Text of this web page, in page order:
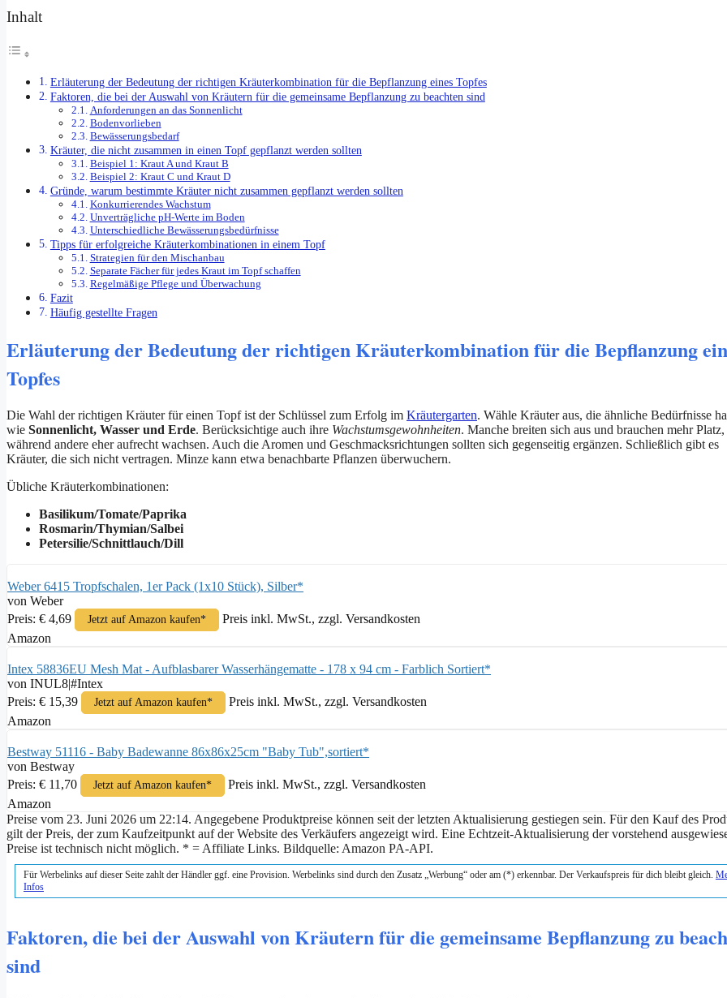
Inhalt
Erläuterung der Bedeutung der richtigen Kräuterkombination für die Bepflanzung eines Topfes
Faktoren, die bei der Auswahl von Kräutern für die gemeinsame Bepflanzung zu beachten sind
Anforderungen an das Sonnenlicht
Bodenvorlieben
Bewässerungsbedarf
Kräuter, die nicht zusammen in einen Topf gepflanzt werden sollten
Beispiel 1: Kraut A und Kraut B
Beispiel 2: Kraut C und Kraut D
Gründe, warum bestimmte Kräuter nicht zusammen gepflanzt werden sollten
Konkurrierendes Wachstum
Unverträgliche pH-Werte im Boden
Unterschiedliche Bewässerungsbedürfnisse
Tipps für erfolgreiche Kräuterkombinationen in einem Topf
Strategien für den Mischanbau
Separate Fächer für jedes Kraut im Topf schaffen
Regelmäßige Pflege und Überwachung
Fazit
Häufig gestellte Fragen
Erläuterung der Bedeutung der richtigen Kräuterkombination für die Bepflanzung
Topfes
Die Wahl der richtigen Kräuter für einen Topf ist der Schlüssel zum Erfolg im Kräutergarten. Wähle Kräuter aus, die ähnliche Bedürfnisse
wie Sonnenlicht, Wasser und Erde. Berücksichtige auch ihre Wachstumsgewohnheiten. Manche breiten sich aus und brauchen mehr Platz,
während andere eher aufrecht wachsen. Auch die Aromen und Geschmacksrichtungen sollten sich gegenseitig ergänzen. Schließlich gibt es
Kräuter, die sich nicht vertragen. Minze kann etwa benachbarte Pflanzen überwuchern.
Übliche Kräuterkombinationen:
Basilikum/Tomate/Paprika
Rosmarin/Thymian/Salbei
Petersilie/Schnittlauch/Dill
Weber 6415 Tropfschalen, 1er Pack (1x10 Stück), Silber*
von Weber
Preis: € 4,69
Jetzt auf Amazon kaufen*
Preis inkl. MwSt., zzgl. Versandkosten
Amazon
Intex 58836EU Mesh Mat - Aufblasbarer Wasserhängematte - 178 x 94 cm - Farblich Sortiert*
von INUL8|#Intex
Preis: € 15,39
Jetzt auf Amazon kaufen*
Preis inkl. MwSt., zzgl. Versandkosten
Amazon
Bestway 51116 - Baby Badewanne 86x86x25cm "Baby Tub",sortiert*
von Bestway
Preis: € 11,70
Jetzt auf Amazon kaufen*
Preis inkl. MwSt., zzgl. Versandkosten
Amazon
Preise vom 23. Juni 2026 um 22:14. Angegebene Produktpreise können seit der letzten Aktualisierung gestiegen sein. Für den Kauf des
gilt der Preis, der zum Kaufzeitpunkt auf der Website des Verkäufers angezeigt wird. Eine Echtzeit-Aktualisierung der vorstehend
Preise ist technisch nicht möglich. * = Affiliate Links. Bildquelle: Amazon PA-API.
Für Werbelinks auf dieser Seite zahlt der Händler ggf. eine Provision. Werbelinks sind durch den Zusatz „Werbung“ oder am (*) erkennbar. Der Verkaufspreis für dich bleibt gleich.
Infos
Faktoren, die bei der Auswahl von Kräutern für die gemeinsame Bepflanzung zu
sind